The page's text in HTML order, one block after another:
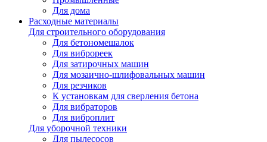
Для дома
Расходные материалы
Для строительного оборудования
Для бетономешалок
Для виброреек
Для затирочных машин
Для мозаично-шлифовальных машин
Для резчиков
К установкам для сверления бетона
Для вибраторов
Для виброплит
Для уборочной техники
Для пылесосов